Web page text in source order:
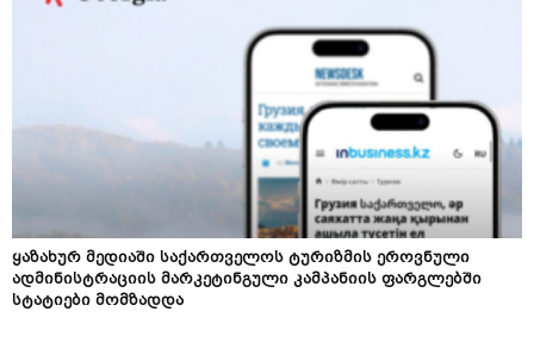
ყაზახურ მედიაში საქართველოს ტურიზმის ეროვნული
ადმინისტრაციის მარკეტინგული კამპანიის ფარგლებში
სტატიები მომზადდა